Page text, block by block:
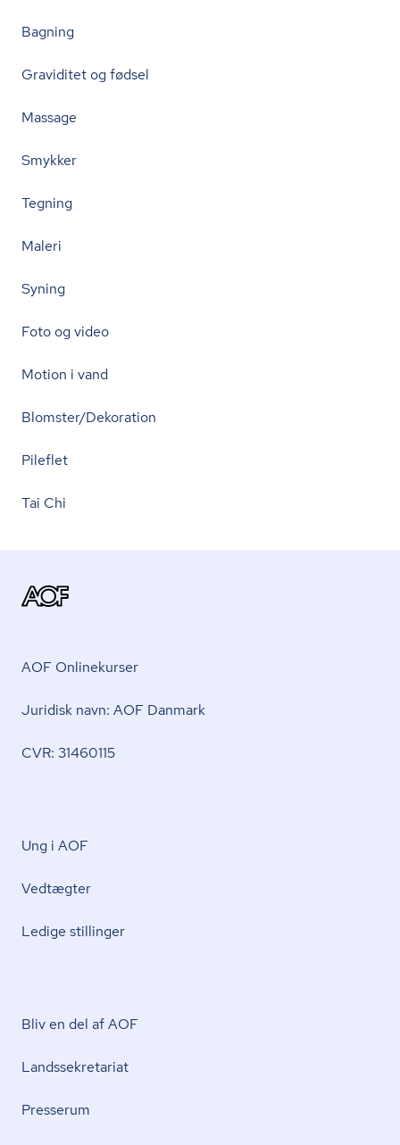
Bagning
Graviditet og fødsel
Massage
Smykker
Tegning
Maleri
Syning
Foto og video
Motion i vand
Blomster/Dekoration
Pileflet
Tai Chi
AOF Onlinekurser
Juridisk navn: AOF Danmark
CVR: 31460115
Ung i AOF
Vedtægter
Ledige stillinger
Bliv en del af AOF
Lands­se­kre­ta­ri­at
Presserum